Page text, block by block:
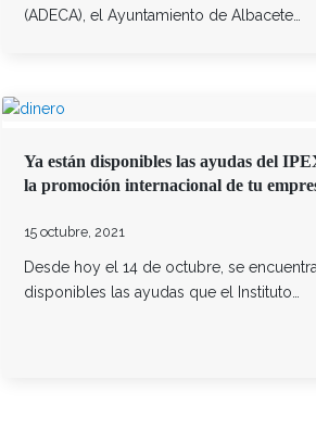
(ADECA), el Ayuntamiento de Albacete…
Ya están disponibles las ayudas del
la promoción internacional de tu
15 octubre, 2021
Desde hoy el 14 de octubre, se
disponibles las ayudas que el Instituto…